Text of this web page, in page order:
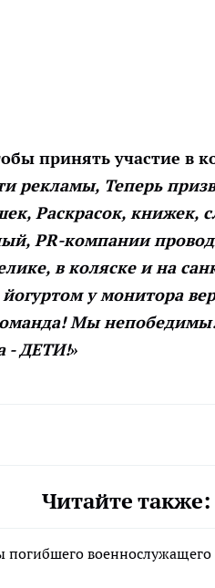
принять участие в
рекламы, Теперь
Раскрасок, книжек,
PR-компании
в коляске и на
у монитора
Мы
- ДЕТИ!»
Читайте также:
погибшего